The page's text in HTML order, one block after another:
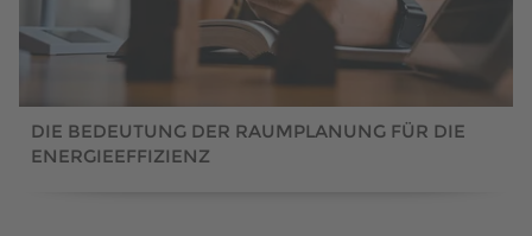
DIE BEDEUTUNG DER RAUMPLANUNG FÜR DIE
ENERGIEEFFIZIENZ